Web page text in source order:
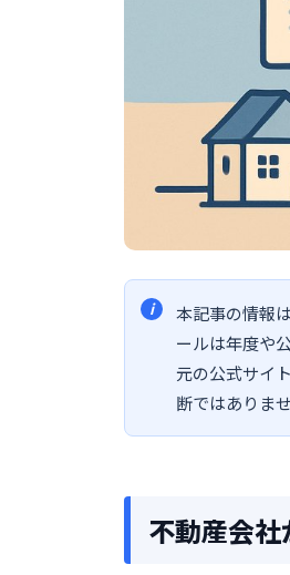
本記事の情報
ールは年度や
元の公式サイ
断ではありませ
不動産会